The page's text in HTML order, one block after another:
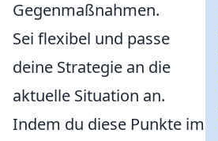
Gegenmaßnahmen.
Sei flexibel und passe
deine Strategie an die
aktuelle Situation an.
Indem du diese Punkte im